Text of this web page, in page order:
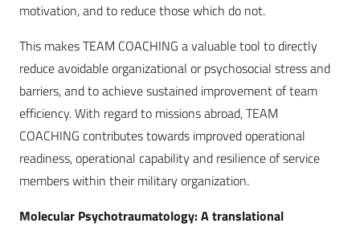
motivation, and to reduce those which do not.
This makes TEAM COACHING a valuable tool to directly
reduce avoidable organizational or psychosocial stress and
barriers, and to achieve sustained improvement of team
efficiency. With regard to missions abroad, TEAM
COACHING contributes towards improved operational
readiness, operational capability and resilience of service
members within their military organization.
Molecular Psychotraumatology: A translational